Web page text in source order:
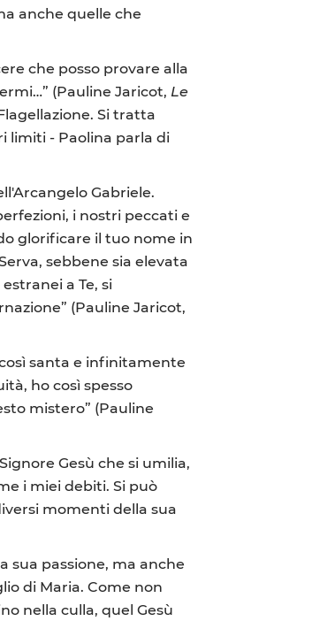
anche quelle che
che posso provare alla
(Pauline Jaricot, Le
Si tratta
limiti - Paolina parla di
Gabriele.
i nostri peccati e
glorificare il tuo nome in
sebbene sia elevata
a Te, si
(Pauline Jaricot,
santa e infinitamente
ho così spesso
mistero” (Pauline
Gesù che si umilia,
i miei debiti. Si può
momenti della sua
sua passione, ma anche
di Maria. Come non
nella culla, quel Gesù